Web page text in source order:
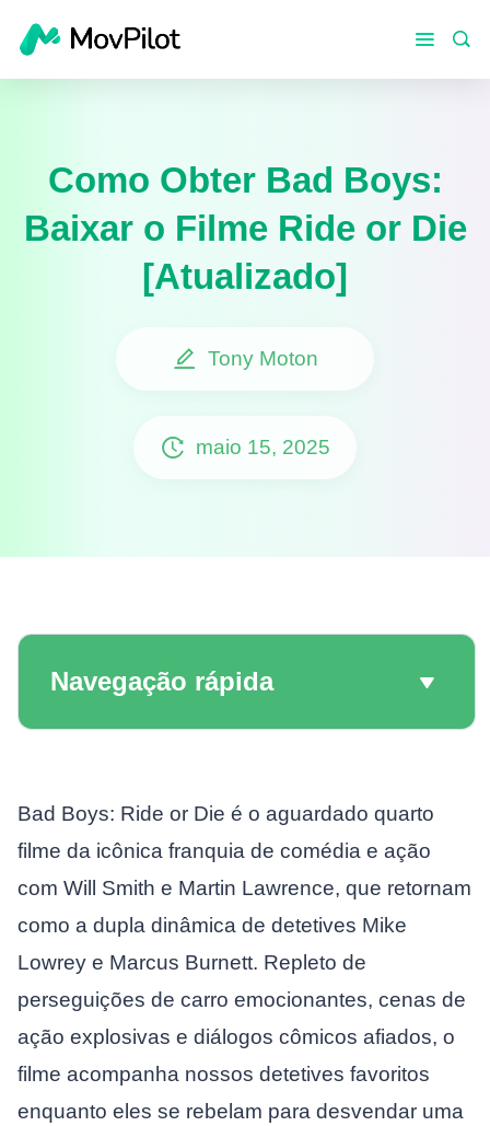
Como Obter Bad Boys:
Baixar o Filme Ride or Die
[Atualizado]
Tony Moton
maio 15, 2025
Navegação rápida
Bad Boys: Ride or Die é o aguardado quarto
filme da icônica franquia de comédia e ação
com Will Smith e Martin Lawrence, que retornam
como a dupla dinâmica de detetives Mike
Lowrey e Marcus Burnett. Repleto de
perseguições de carro emocionantes, cenas de
ação explosivas e diálogos cômicos afiados, o
filme acompanha nossos detetives favoritos
enquanto eles se rebelam para desvendar uma